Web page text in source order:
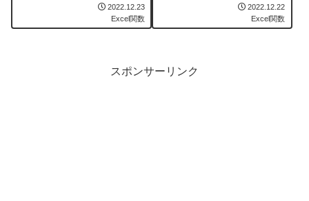
2022.12.23
Excel関数
2022.12.22
Excel関数
スポンサーリンク